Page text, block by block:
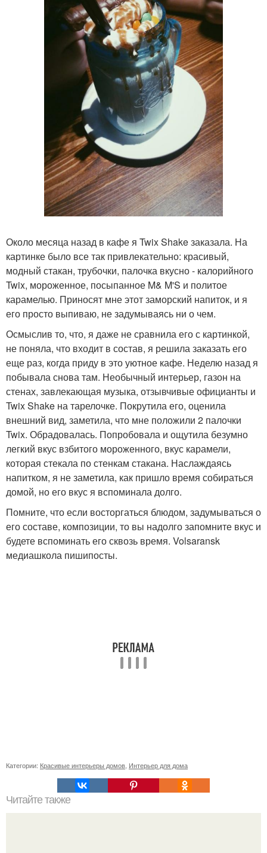
Около месяца назад в кафе я Twix Shake заказала. На
картинке было все так привлекательно: красивый,
модный стакан, трубочки, палочка вкусно - калорийного
Twix, мороженное, посыпанное M& M'S и политое
карамелью. Приносят мне этот заморский напиток, и я
его просто выпиваю, не задумываясь ни о чем.
Осмыслив то, что, я даже не сравнила его с картинкой,
не поняла, что входит в состав, я решила заказать его
еще раз, когда приду в это уютное кафе. Неделю назад я
побывала снова там. Необычный интерьер, газон на
стенах, завлекающая музыка, отзывчивые официанты и
Twix Shake на тарелочке. Покрутила его, оценила
внешний вид, заметила, что мне положили 2 палочки
Twix. Обрадовалась. Попробовала и ощутила безумно
легкий вкус взбитого мороженного, вкус карамели,
которая стекала по стенкам стакана. Наслаждаясь
напитком, я не заметила, как пришло время собираться
домой, но его вкус я вспоминала долго.
Помните, что если восторгаться блюдом, задумываться о
его составе, композиции, то вы надолго запомните вкус и
будете вспоминать его сквозь время. Volsaransk
медиашкола пишипосты.
Категории: Красивые интерьеры домов, Интерьер для дома
Читайте также